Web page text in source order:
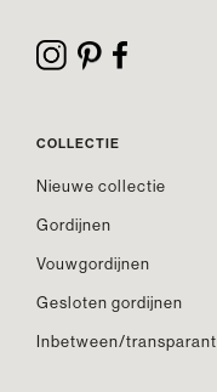
COLLECTIE
Nieuwe collectie
Gordijnen
Vouwgordijnen
Gesloten gordijnen
Inbetween/transparant